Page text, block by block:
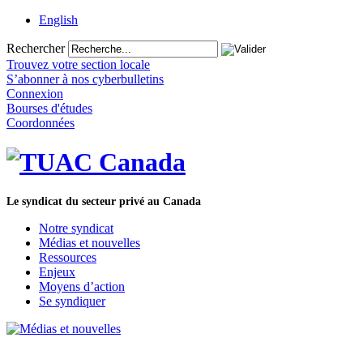
English
Rechercher
Trouvez votre section locale
S’abonner à nos cyberbulletins
Connexion
Bourses d'études
Coordonnées
Le syndicat du secteur privé au Canada
Notre syndicat
Médias et nouvelles
Ressources
Enjeux
Moyens d’action
Se syndiquer